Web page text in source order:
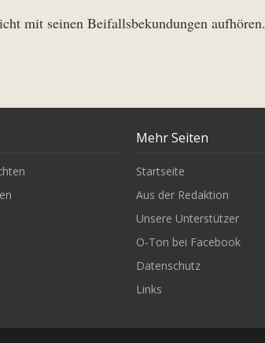
mit seinen Beifallsbekundungen aufhören.
Mehr Seiten
Startseite
Aus der Redaktion
Unsere Unterstützer
O-Ton bei Facebook
Datenschutz
Links